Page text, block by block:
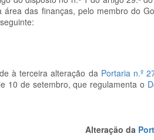
área das finanças, pelo membro do
à terceira alteração da Portaria n.º
10 de setembro, que regulamenta o
Alteração da